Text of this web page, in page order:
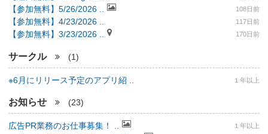
【参加無料】5/26/2026 .. 108日前
【参加無料】4/23/2026 .. 117日前
【参加無料】3/23/2026 .. 170日前
サークル (1)
※6月にリリース予定のアプリ紹 .. １年以上
お知らせ (23)
広告PR業務のお仕事募集！ .. １年以上